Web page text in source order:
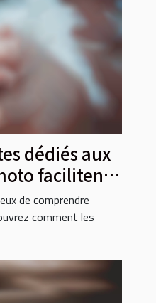
dédiés aux
facilitent
de comprendre
comment les